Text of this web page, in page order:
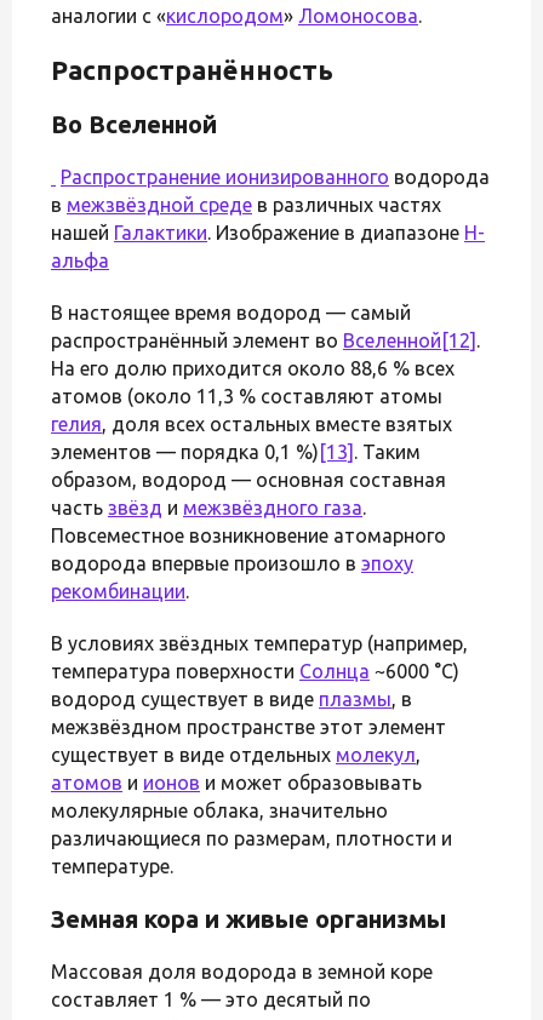
аналогии с «кислородом» Ломоносова.
Распространённость
Во Вселенной
Распространение ионизированного водорода
в межзвёздной среде в различных частях
нашей Галактики. Изображение в диапазоне H-
альфа
В настоящее время водород — самый
распространённый элемент во Вселенной [12] .
На его долю приходится около 88,6 % всех
атомов (около 11,3 % составляют атомы
гелия, доля всех остальных вместе взятых
элементов — порядка 0,1 %) [13] . Таким
образом, водород — основная составная
часть звёзд и межзвёздного газа.
Повсеместное возникновение атомарного
водорода впервые произошло в эпоху
рекомбинации.
В условиях звёздных температур (например,
температура поверхности Солнца ~6000 °C)
водород существует в виде плазмы, в
межзвёздном пространстве этот элемент
существует в виде отдельных молекул,
атомов и ионов и может образовывать
молекулярные облака, значительно
различающиеся по размерам, плотности и
температуре.
Земная кора и живые организмы
Массовая доля водорода в земной коре
составляет 1 % — это десятый по